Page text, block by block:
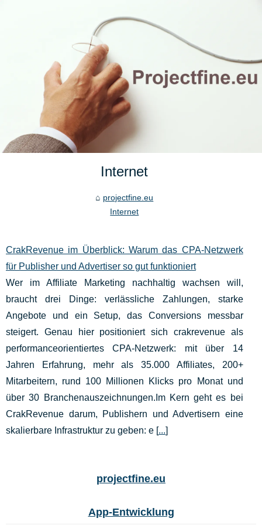
Internet
projectfine.eu
Internet
CrakRevenue im Überblick: Warum das CPA‑Netzwerk
für Publisher und Advertiser so gut funktioniert
Wer im Affiliate Marketing nachhaltig wachsen will,
braucht drei Dinge: verlässliche Zahlungen, starke
Angebote und ein Setup, das Conversions messbar
steigert. Genau hier positioniert sich crakrevenue als
performanceorientiertes CPA‑Netzwerk: mit über 14
Jahren Erfahrung, mehr als 35.000 Affiliates, 200+
Mitarbeitern, rund 100 Millionen Klicks pro Monat und
über 30 Branchenauszeichnungen.Im Kern geht es bei
CrakRevenue darum, Publishern und Advertisern eine
skalierbare Infrastruktur zu geben: e [...]
projectfine.eu
App-Entwicklung